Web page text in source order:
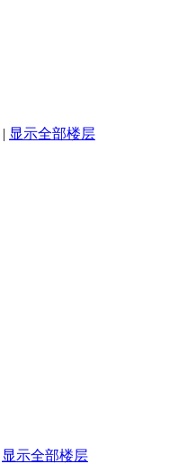
| 显示全部楼层
显示全部楼层